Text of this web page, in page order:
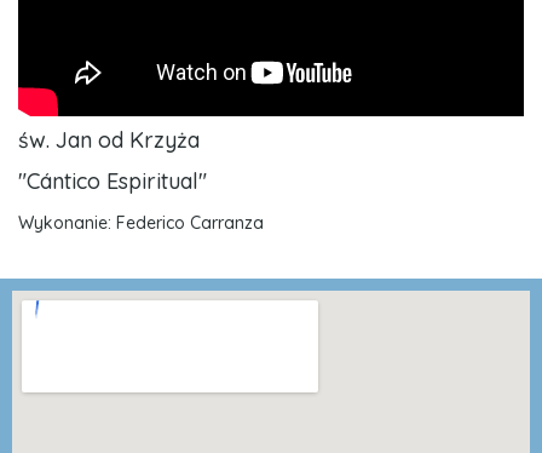
św. Jan od Krzyża
"Cántico Espiritual"
Wykonanie: Federico Carranza